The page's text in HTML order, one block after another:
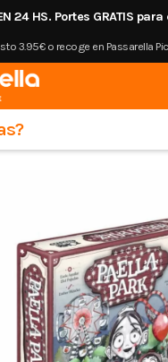
24 HS. Portes GRATIS
3.95€ o recoge en Passarella